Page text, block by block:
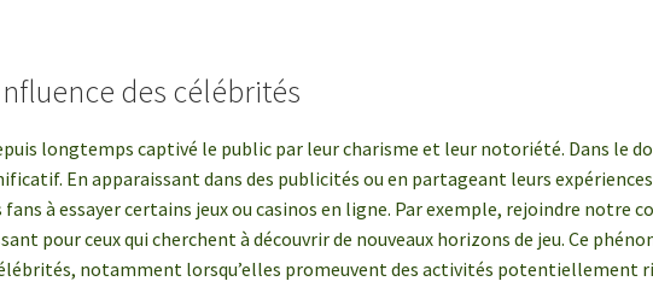
des célébrités
longtemps captivé le public par leur charisme et leur notoriété. Dans le
En apparaissant dans des publicités ou en partageant leurs expériences
à essayer certains jeux ou casinos en ligne. Par exemple, rejoindre notre
pour ceux qui cherchent à découvrir de nouveaux horizons de jeu. Ce
notamment lorsqu’elles promeuvent des activités potentiellement